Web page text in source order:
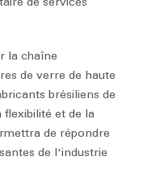
la chaîne
de verre de haute
brésiliens de
et de la
de répondre
de l'industrie